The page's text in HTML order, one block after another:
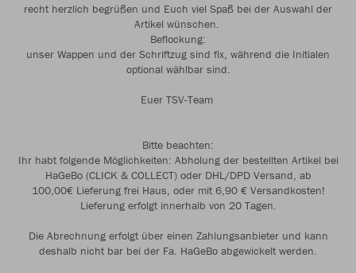
recht herzlich begrüßen und Euch viel Spaß bei der Auswahl der
Artikel wünschen.
Beflockung:
unser Wappen und der Schriftzug sind fix, während die Initialen
optional wählbar sind.
Euer TSV-Team
Bitte beachten:
Ihr habt folgende Möglichkeiten: Abholung der bestellten Artikel bei
HaGeBo (CLICK & COLLECT) oder DHL/DPD Versand, ab
100,00€ Lieferung frei Haus, oder mit 6,90 € Versandkosten!
Lieferung erfolgt innerhalb von 20 Tagen.
Die Abrechnung erfolgt über einen Zahlungsanbieter und kann
deshalb nicht bar bei der Fa. HaGeBo abgewickelt werden.